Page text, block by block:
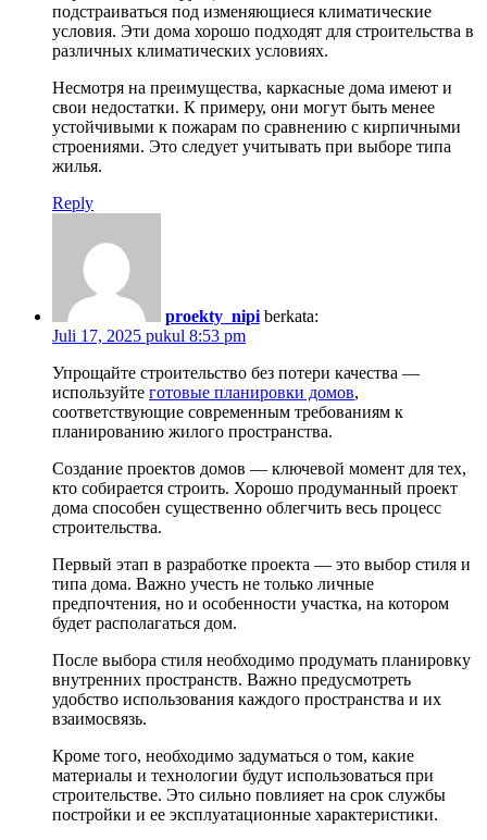
подстраиваться под изменяющиеся климатические
условия. Эти дома хорошо подходят для строительства в
различных климатических условиях.
Несмотря на преимущества, каркасные дома имеют и
свои недостатки. К примеру, они могут быть менее
устойчивыми к пожарам по сравнению с кирпичными
строениями. Это следует учитывать при выборе типа
жилья.
Reply
proekty_nipi berkata:
Juli 17, 2025 pukul 8:53 pm
Упрощайте строительство без потери качества —
используйте готовые планировки домов,
соответствующие современным требованиям к
планированию жилого пространства.
Создание проектов домов — ключевой момент для тех,
кто собирается строить. Хорошо продуманный проект
дома способен существенно облегчить весь процесс
строительства.
Первый этап в разработке проекта — это выбор стиля и
типа дома. Важно учесть не только личные
предпочтения, но и особенности участка, на котором
будет располагаться дом.
После выбора стиля необходимо продумать планировку
внутренних пространств. Важно предусмотреть
удобство использования каждого пространства и их
взаимосвязь.
Кроме того, необходимо задуматься о том, какие
материалы и технологии будут использоваться при
строительстве. Это сильно повлияет на срок службы
постройки и ее эксплуатационные характеристики.